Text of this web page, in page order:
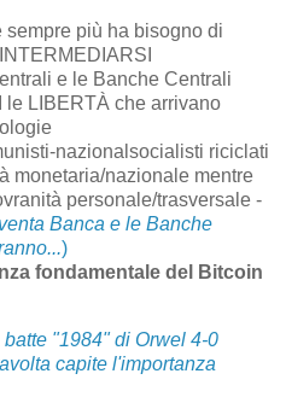
sempre più ha bisogno di
e le Banche Centrali
le LIBERTÀ che arrivano
nazionalsocialisti riciclati
monetaria/nazionale mentre
personale/trasversale -
Banca e le Banche
)
fondamentale del Bitcoin
batte "1984" di Orwel 4-0
capite l'importanza